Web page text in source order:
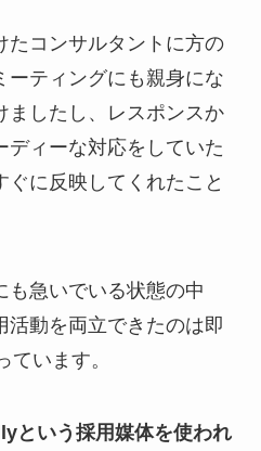
たコンサルタントに方の
ーティングにも親身にな
ましたし、レスポンスか
ディーな対応をしていた
に反映してくれたこと
も急いでいる状態の中
活動を両立できたのは即
います。
という採用媒体を使われ